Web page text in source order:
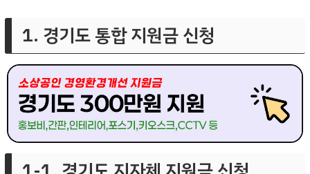
1. 경기도 통합 지원금 신청